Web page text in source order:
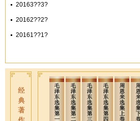
20163??3?
20162??2?
20161??1?